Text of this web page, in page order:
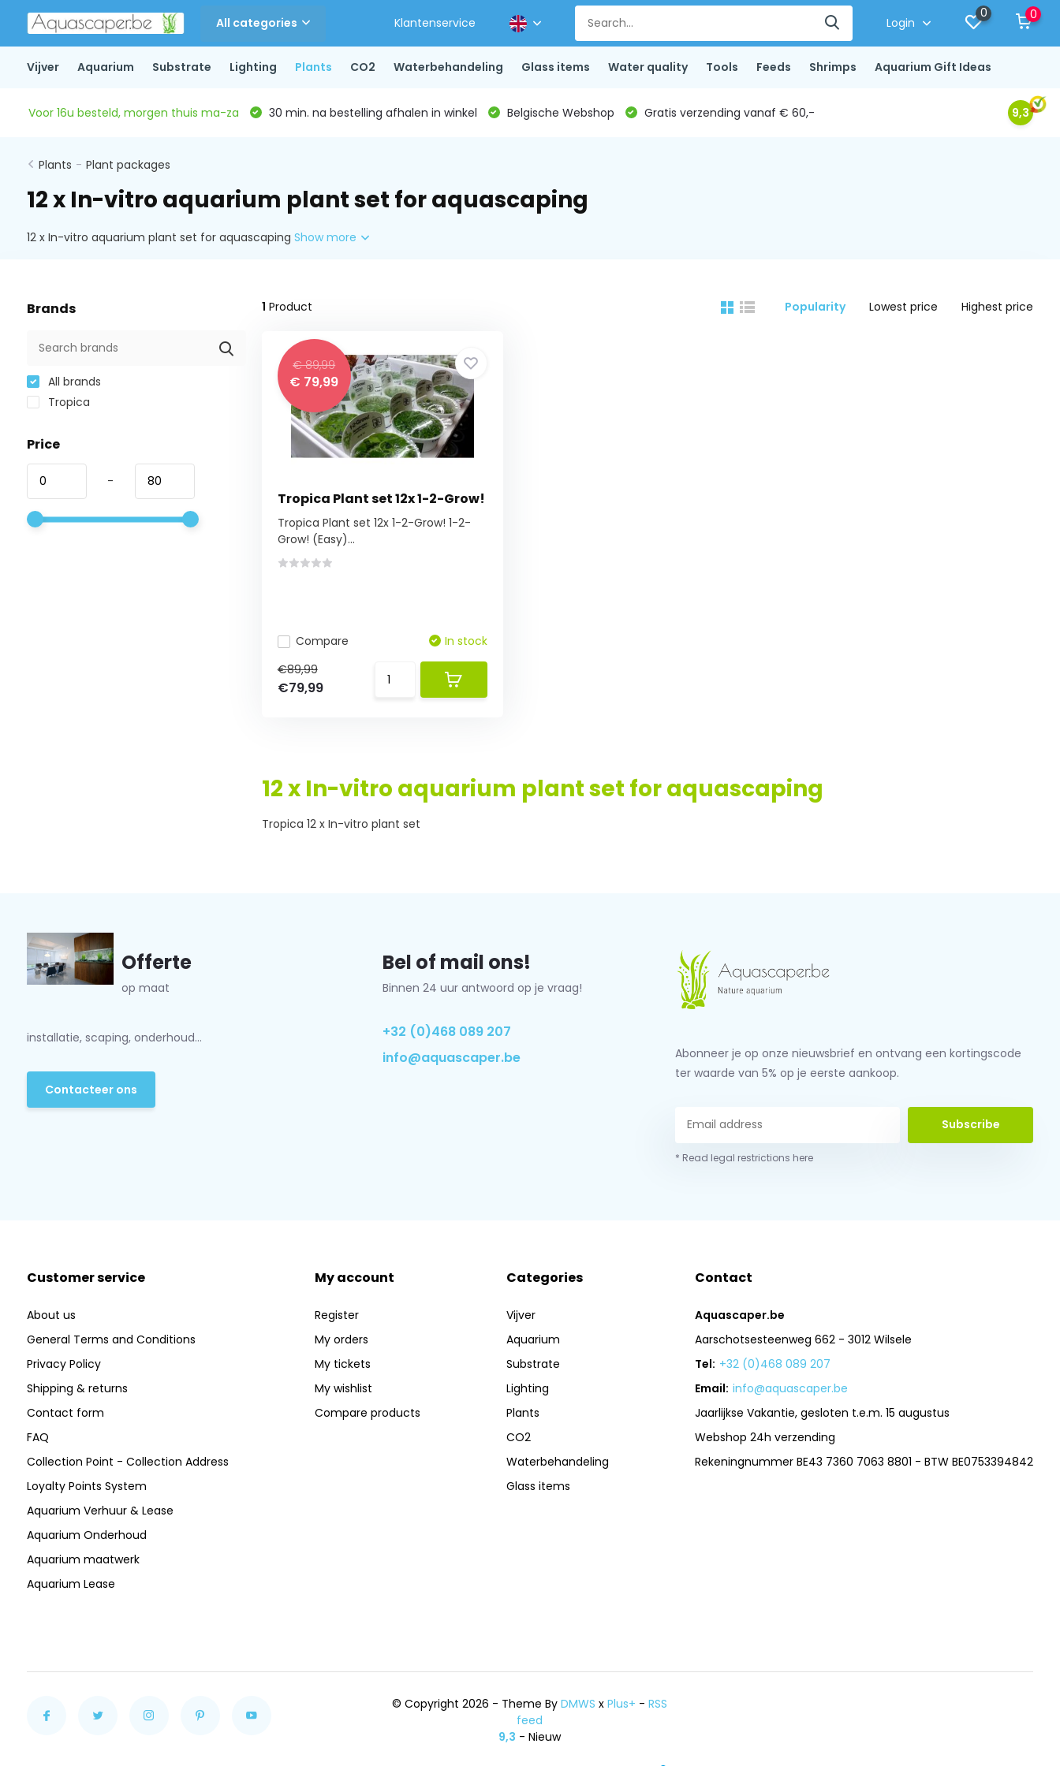
All categories Klantenservice Login
0 0
Vijver Aquarium Substrate Lighting Plants CO2 Waterbehandeling Glass items Water quality Tools Feeds Shrimps Aquarium Gift Ideas
Voor 16u besteld, morgen thuis ma-za 30 min. na bestelling afhalen in winkel Belgische Webshop Gratis verzending vanaf € 60,- 9,3
Plants - Plant packages
12 x In-vitro aquarium plant set for aquascaping
12 x In-vitro aquarium plant set for aquascaping Show more
Brands
All brands
Tropica
Price
-
1 Product Popularity Lowest price Highest price
€ 89,99
€ 79,99
Tropica Plant set 12x 1-2-Grow!
Tropica Plant set 12x 1-2-Grow! 1-2-
Grow! (Easy)...
Compare
In stock
€89,99
€79,99
12 x In-vitro aquarium plant set for aquascaping
Tropica 12 x In-vitro plant set
Offerte
op maat
installatie, scaping, onderhoud...
Contacteer ons
Bel of mail ons!
Binnen 24 uur antwoord op je vraag!
+32 (0)468 089 207
info@aquascaper.be
Abonneer je op onze nieuwsbrief en ontvang een kortingscode
ter waarde van 5% op je eerste aankoop.
Subscribe
* Read legal restrictions here
Customer service
About us
General Terms and Conditions
Privacy Policy
Shipping & returns
Contact form
FAQ
Collection Point - Collection Address
Loyalty Points System
Aquarium Verhuur & Lease
Aquarium Onderhoud
Aquarium maatwerk
Aquarium Lease
My account
Register
My orders
My tickets
My wishlist
Compare products
Categories
Vijver
Aquarium
Substrate
Lighting
Plants
CO2
Waterbehandeling
Glass items
Contact
Aquascaper.be
Aarschotsesteenweg 662 - 3012 Wilsele
Tel: +32 (0)468 089 207
Email: info@aquascaper.be
Jaarlijkse Vakantie, gesloten t.e.m. 15 augustus
Webshop 24h verzending
Rekeningnummer BE43 7360 7063 8801 - BTW BE0753394842
© Copyright 2026 - Theme ByDMWS xPlus+ -RSS
feed
9,3 - Nieuw